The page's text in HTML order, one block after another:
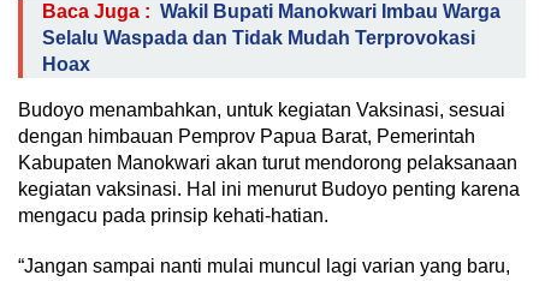
Baca Juga : Wakil Bupati Manokwari Imbau Warga
Selalu Waspada dan Tidak Mudah Terprovokasi
Hoax
Budoyo menambahkan, untuk kegiatan Vaksinasi, sesuai
dengan himbauan Pemprov Papua Barat, Pemerintah
Kabupaten Manokwari akan turut mendorong pelaksanaan
kegiatan vaksinasi. Hal ini menurut Budoyo penting karena
mengacu pada prinsip kehati-hatian.
“Jangan sampai nanti mulai muncul lagi varian yang baru,